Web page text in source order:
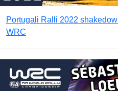
Portugali Ralli 2022
WRC